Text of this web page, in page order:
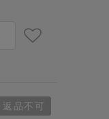
返品不可